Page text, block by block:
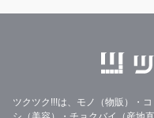
ツクツク!!!は、モノ（物販）・